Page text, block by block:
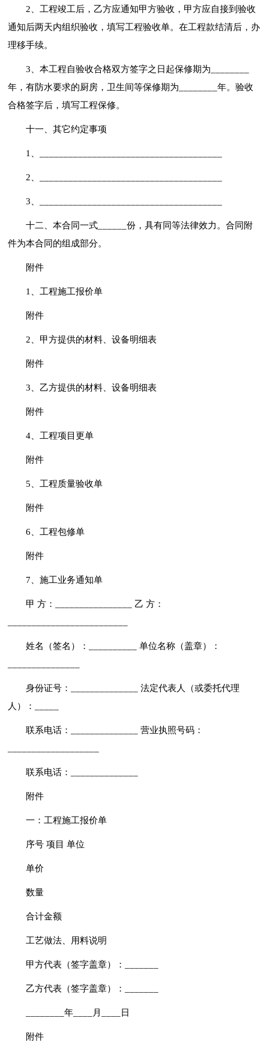
2、工程竣工后，乙方应通知甲方验收，甲方应自接到验收
通知后两天内组织验收，填写工程验收单。在工程款结清后，办
理移手续。
3、本工程自验收合格双方签字之日起保修期为________
年，有防水要求的厨房，卫生间等保修期为________年。验收
合格签字后，填写工程保修。
十一、其它约定事项
1、______________________________________
2、______________________________________
3、______________________________________
十二、本合同一式______份，具有同等法律效力。合同附
件为本合同的组成部分。
附件
1、工程施工报价单
附件
2、甲方提供的材料、设备明细表
附件
3、乙方提供的材料、设备明细表
附件
4、工程项目更单
附件
5、工程质量验收单
附件
6、工程包修单
附件
7、施工业务通知单
甲 方：________________ 乙 方：
姓名（签名）：__________ 单位名称（盖章）：
身份证号：______________ 法定代表人（或委托代理
人）：_____
联系电话：______________ 营业执照号码：
联系电话：______________
附件
一：工程施工报价单
序号 项目 单位
单价
数量
合计金额
工艺做法、用料说明
甲方代表（签字盖章）：_______
乙方代表（签字盖章）：_______
________年____月____日
附件